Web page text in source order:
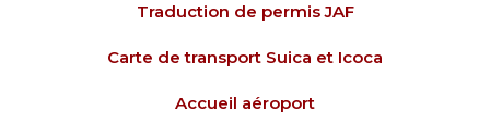
Traduction de permis JAF
Carte de transport Suica et Icoca
Accueil aéroport